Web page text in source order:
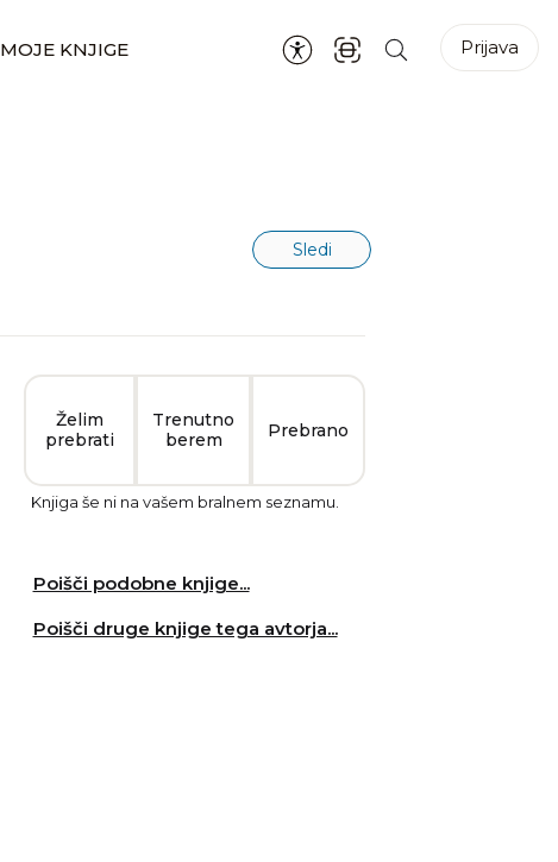
MOJE KNJIGE Prijava
Sledi
Želim
prebrati
Trenutno
berem
Prebrano
Knjiga še ni na vašem bralnem seznamu.
Poišči podobne knjige...
Poišči druge knjige tega avtorja...